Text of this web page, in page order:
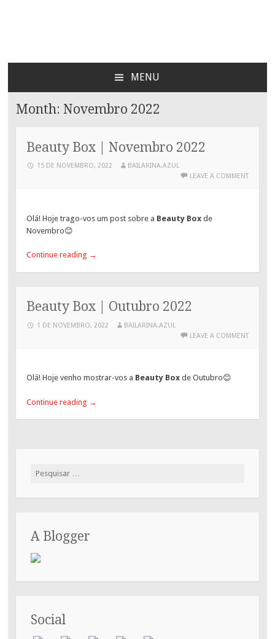
Bailarina Azul
MENU
CONTENT
Month: Novembro 2022
Beauty Box | Novembro 2022
15 DE NOVEMBRO, 2022
BAILARINA.AZUL
LEAVE A COMMENT
Olá! Hoje trago-vos um post sobre a Beauty Box de
Novembro😊
Continue reading →
Beauty Box | Outubro 2022
1 DE NOVEMBRO, 2022
BAILARINA.AZUL
LEAVE A COMMENT
Olá! Hoje venho mostrar-vos a Beauty Box de Outubro😊
Continue reading →
Pesquisar
A Blogger
Social